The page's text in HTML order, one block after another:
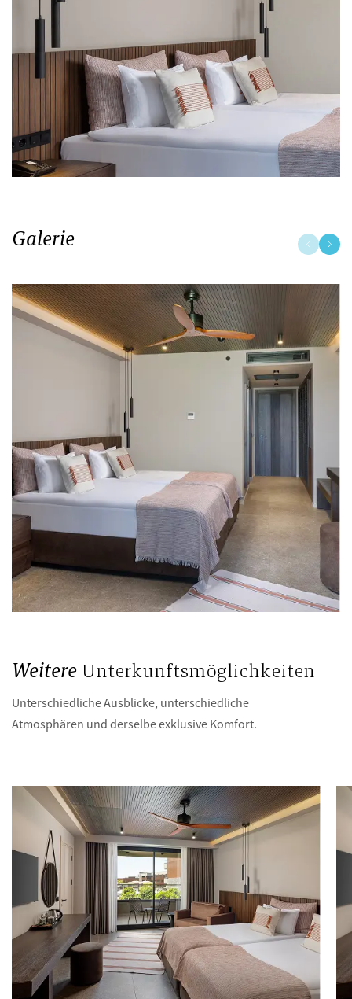
Galerie
Weitere Unterkunftsmöglichkeiten
Unterschiedliche Ausblicke, unterschiedliche
Atmosphären und derselbe exklusive Komfort.